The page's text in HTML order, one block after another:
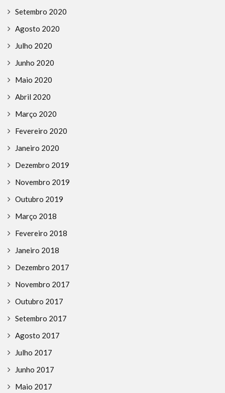
Setembro 2020
Agosto 2020
Julho 2020
Junho 2020
Maio 2020
Abril 2020
Março 2020
Fevereiro 2020
Janeiro 2020
Dezembro 2019
Novembro 2019
Outubro 2019
Março 2018
Fevereiro 2018
Janeiro 2018
Dezembro 2017
Novembro 2017
Outubro 2017
Setembro 2017
Agosto 2017
Julho 2017
Junho 2017
Maio 2017